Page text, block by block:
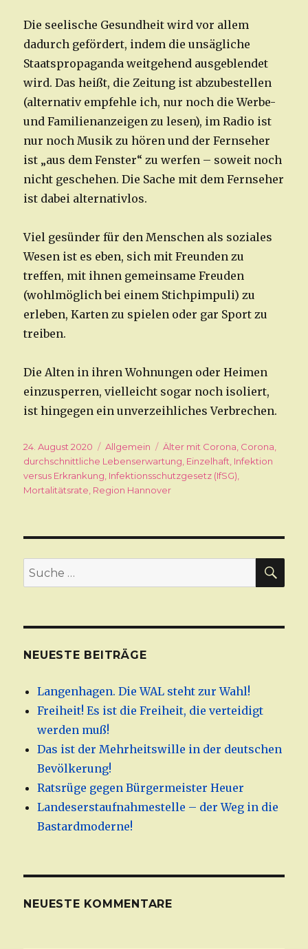
Die seelische Gesundheit wird vor allem
dadurch gefördert, indem die unsägliche
Staatspropaganda weitgehend ausgeblendet
wird. Das heißt, die Zeitung ist abzubestellen
(alternativ empfehle ich, nur noch die Werbe-
und Familienanzeigen zu lesen), im Radio ist
nur noch Musik zu hören und der Fernseher
ist „aus dem Fenster“ zu werfen – soweit noch
nicht geschehen. Die Sache mit dem Fernseher
ist dabei alternativlos.
Viel gesünder für den Menschen als soziales
Wesen ist es eben, sich mit Freunden zu
treffen, mit ihnen gemeinsame Freuden
(wohlmöglich bei einem Stichpimpuli) zu
erleben, Karten zu spielen oder gar Sport zu
treiben.
Die Alten in ihren Wohnungen oder Heimen
einzusperren, vielleicht sogar noch isoliert,
ist hingegen ein unverzeihliches Verbrechen.
Veröffentlicht
am
24. August 2020 Kategorien
Allgemein Schlagwörter
Älter mit Corona, Corona,
durchschnittliche Lebenserwartung, Einzelhaft, Infektion
versus Erkrankung, Infektionsschutzgesetz (IfSG),
Mortalitätsrate, Region Hannover
Suche
nach:
NEUESTE BEITRÄGE
Langenhagen. Die WAL steht zur Wahl!
Freiheit! Es ist die Freiheit, die verteidigt
werden muß!
Das ist der Mehrheitswille in der deutschen
Bevölkerung!
Ratsrüge gegen Bürgermeister Heuer
Landeserstaufnahmestelle – der Weg in die
Bastardmoderne!
NEUESTE KOMMENTARE